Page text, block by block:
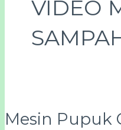
VIDEO
Mesin Pupuk
Mesin